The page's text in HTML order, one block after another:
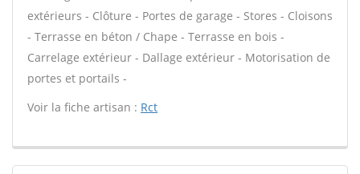
extérieurs - Clôture - Portes de garage - Stores - Cloisons
- Terrasse en béton / Chape - Terrasse en bois -
Carrelage extérieur - Dallage extérieur - Motorisation de
portes et portails -
Voir la fiche artisan : Rct